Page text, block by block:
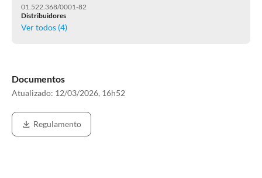
01.522.368/0001-82
Distribuidores
Ver todos (4)
Documentos
Atualizado: 12/03/2026, 16h52
Regulamento